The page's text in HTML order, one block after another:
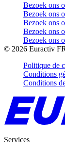
Bezoek ons
Bezoek ons
Bezoek ons
Bezoek ons
Bezoek ons
© 2026 Euractiv FR
Politique de
Conditions
Conditions
Services